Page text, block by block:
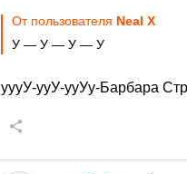
От пользователя Neal X
У — У — У — У
уууУ-ууУ-ууУу-Барбара